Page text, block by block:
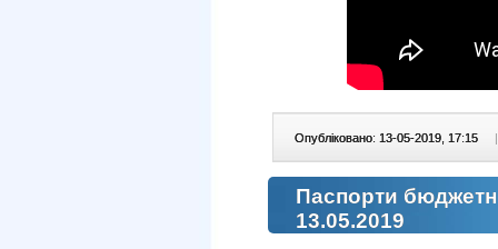
Опубліковано: 13-05-2019, 17:15 |
Паспорти
13.05.2019